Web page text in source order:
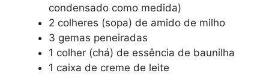
condensado como medida)
2 colheres (sopa) de amido de milho
3 gemas peneiradas
1 colher (chá) de essência de baunilha
1 caixa de creme de leite